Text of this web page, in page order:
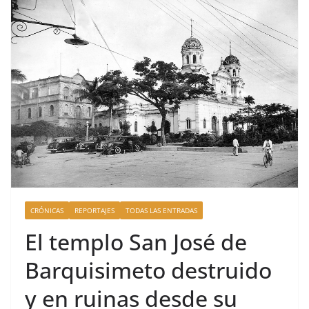
CRÓNICAS REPORTAJES TODAS LAS ENTRADAS
El templo San José de
Barquisimeto destruido
y en ruinas desde su